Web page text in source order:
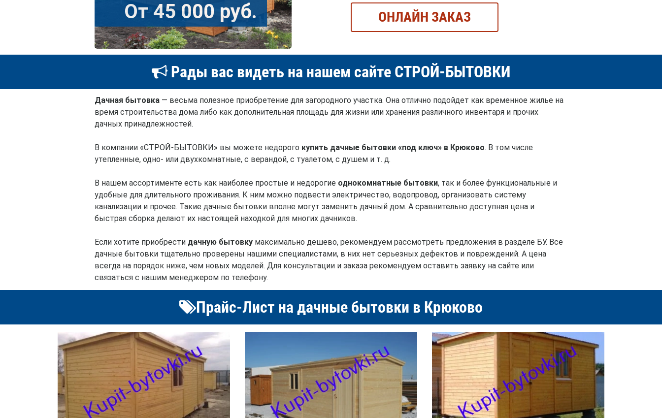
От 45 000 руб. ОНЛАЙН ЗАКАЗ
Рады вас видеть на нашем сайте СТРОЙ-БЫТОВКИ
Дачная бытовка — весьма полезное приобретение для загородного участка. Она отлично подойдет как временное жилье на
время строительства дома либо как дополнительная площадь для жизни или хранения различного инвентаря и прочих
дачных принадлежностей.
В компании «СТРОЙ-БЫТОВКИ» вы можете недорого купить дачные бытовки «под ключ» в Крюково. В том числе
утепленные, одно- или двухкомнатные, с верандой, с туалетом, с душем и т. д.
В нашем ассортименте есть как наиболее простые и недорогие однокомнатные бытовки, так и более функциональные и
удобные для длительного проживания. К ним можно подвести электричество, водопровод, организовать систему
канализации и прочее. Такие дачные бытовки вполне могут заменить дачный дом. А сравнительно доступная цена и
быстрая сборка делают их настоящей находкой для многих дачников.
Если хотите приобрести дачную бытовку максимально дешево, рекомендуем рассмотреть предложения в разделе БУ. Все
дачные бытовки тщательно проверены нашими специалистами, в них нет серьезных дефектов и повреждений. А цена
всегда на порядок ниже, чем новых моделей. Для консультации и заказа рекомендуем оставить заявку на сайте или
связаться с нашим менеджером по телефону.
Прайс-Лист на дачные бытовки в Крюково